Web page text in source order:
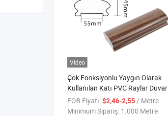
Video
Çok Fonksiyonlu Yaygın Olarak
Kullanılan Katı PVC Raylar Duvar
Montajı Kaymaz Merdiven
Korkuluğu
FOB Fiyatı:$2,46-2,55/ Metre
Minimum Sipariş: 1.000 Metre